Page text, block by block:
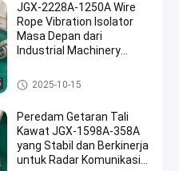
JGX-2228A-1250A Wire
Rope Vibration Isolator
Masa Depan dari
Industrial Machinery
Isolator getaran tali kawat
2025-10-15
Peredam Getaran Tali
Kawat JGX-1598A-358A
yang Stabil dan Berkinerja
untuk Radar Komunikasi